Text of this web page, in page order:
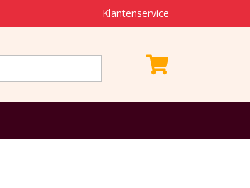
Klantenservice